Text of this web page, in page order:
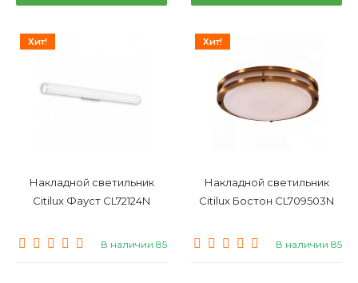
Хит!
Накладной светильник
Citilux Фауст CL72124N
В наличии 85
Хит!
Накладной светильник
Citilux Бостон CL709503N
В наличии 85